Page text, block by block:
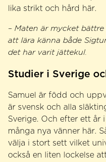
lika strikt och hård här.
– Maten är mycket
att lära känna både
det har varit jättekul.
Studier i Sverige
Samuel är född och
är svensk och alla
Sverige. Och efter ett år
många nya vänner här.
välja i stort sett vilket
också en liten lockelse